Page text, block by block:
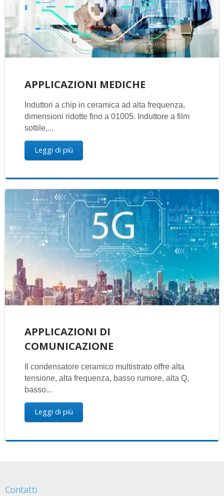
APPLICAZIONI MEDICHE
Induttori a chip in ceramica ad alta frequenza,
dimensioni ridotte fino a 01005. Induttore a film
sottile,...
Leggi di più
APPLICAZIONI DI
COMUNICAZIONE
Il condensatore ceramico multistrato offre alta
tensione, alta frequenza, basso rumore, alta Q,
basso...
Leggi di più
Contatti